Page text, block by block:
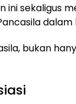
ini sekaligus
bukan